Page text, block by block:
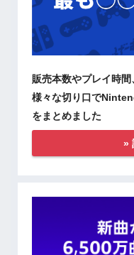
販売本数やプレイ時間
様々な切り口で
をまとめました
»